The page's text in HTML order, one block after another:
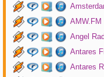
AMW.FM
Angel
Antares
Antares